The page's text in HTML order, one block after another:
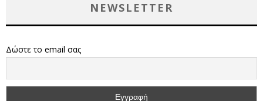
NEWSLETTER
Δώστε το email σας